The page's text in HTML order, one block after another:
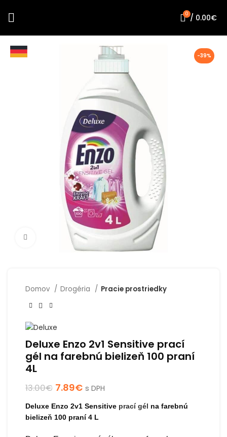
0 / 0.00€
-39%
Click to enlarge
Domov Drogéria Pracie prostriedky
Deluxe Enzo 2v1 Sensitive prací
gél na farebnú bielizeň 100 praní
4L
13.00€ 7.89€ s DPH
Deluxe Enzo 2v1 Sensitive prací gél na farebnú
bielizeň 100 praní 4 L